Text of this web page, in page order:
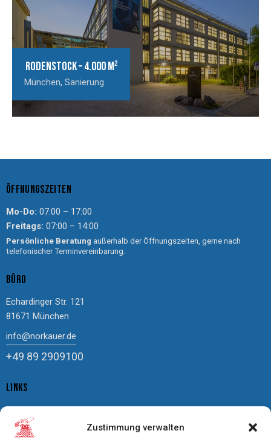
Zustimmung verwalten
Rodenstock – 4.000 m²
München, Sanierung
ÖFFNUNGSZEITEN
Mo-Do: 07:00 – 17:00
Freitags: 07:00 – 14:00
Persönliche Beratung außerhalb der Öffnungszeiten, gerne nach
telefonischer Terminvereinbarung.
BÜRO
Echardinger Str. 121
81671 München
info@norkauer.de
+49 89 2909100
LINKS
Impressum
Datenschutz